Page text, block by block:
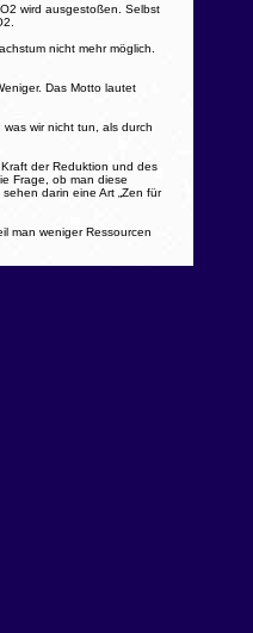
wird ausgestoßen. Selbst
nicht mehr möglich.
Das Motto lautet
wir nicht tun, als durch
der Reduktion und des
Frage, ob man diese
darin eine Art „Zen für
man weniger Ressourcen